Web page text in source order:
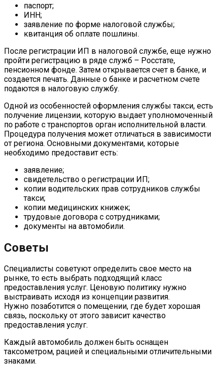
паспорт;
ИНН;
заявление по форме налоговой службы;
квитанция об оплате пошлины.
После регистрации ИП в налоговой службе, еще нужно
пройти регистрацию в ряде служб – Росстате,
пенсионном фонде. Затем открывается счет в банке, и
создается печать. Данные о банке и расчетном счете
подаются в налоговую службу.
Одной из особенностей оформления службы такси, есть
получение лицензии, которую выдает уполномоченный
по работе с транспортов орган исполнительной власти.
Процедура получения может отличаться в зависимости
от региона. Основными документами, которые
необходимо предоставит есть:
заявление;
свидетельство о регистрации ИП;
копии водительских прав сотрудников службы
такси;
копии медицинских книжек;
трудовые договора с сотрудниками;
документы на автомобили.
Советы
Специалисты советуют определить свое место на
рынке, то есть выбрать подходящий класс
предоставления услуг. Ценовую политику нужно
выстраивать исходя из концепции развития.
Нужно позаботится о помещении, где будет хорошая
связь, поскольку от этого зависит качество
предоставления услуг.
Каждый автомобиль должен быть оснащен
таксометром, рацией и специальными отличительными
знаками.